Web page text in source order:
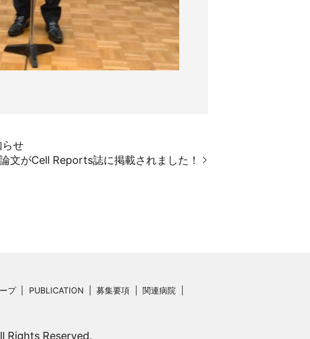
せ
文がCell Reports誌に掲載されました！
プ PUBLICATION 募集要項
関連病院
Rights Reserved.